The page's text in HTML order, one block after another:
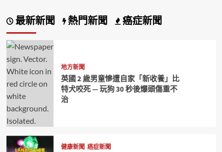
最新新聞 熱門新聞 癌症新聞
地方新聞
英國 2 歲男童慘遭自家「新收養」比
特犬咬死 — 玩狗 30 秒後爆頭傷重不
治
健康新聞 癌症新聞